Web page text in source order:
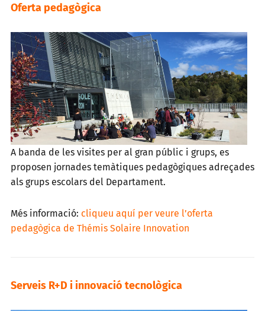
Oferta pedagògica
A banda de les visites per al gran públic i grups, es
proposen jornades temàtiques pedagògiques adreçades
als grups escolars del Departament.
Més informació: cliqueu aquí per veure l’oferta
pedagògica de Thémis Solaire Innovation
Serveis R+D i innovació tecnològica